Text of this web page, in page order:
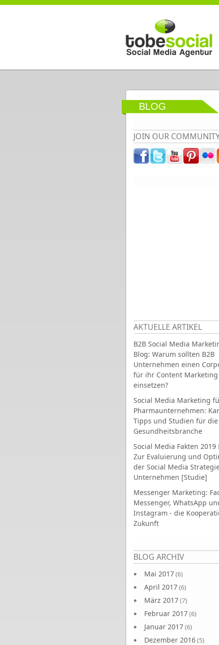
Direkt zum Inhalt
BLOG
JOIN OUR
AKTUELLE ARTIKEL
B2B Social Media
Blog: Warum sollten B2B
Unternehmen einen
für ihr Content Marketing
einsetzen?
Social Media Marketing
Pharmaunternehmen:
Tipps und Studien für die
Gesundheitsbranche
Social Media Fakten 2019
Zur Evaluierung und
der Social Media
Unternehmen [Studie]
Messenger Marketing:
Messenger, WhatsApp
Instagram - die
Zukunft
BLOG ARCHIV
Mai 2017(6)
April 2017(6)
März 2017(7)
Februar 2017(6)
Januar 2017(6)
Dezember 2016(5)
Seiten